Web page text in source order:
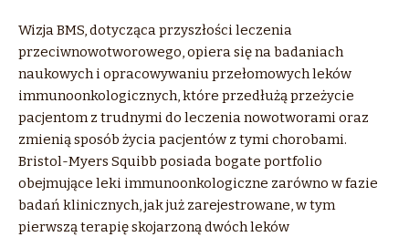
Wizja BMS, dotycząca przyszłości leczenia
przeciwnowotworowego, opiera się na badaniach
naukowych i opracowywaniu przełomowych leków
immunoonkologicznych, które przedłużą przeżycie
pacjentom z trudnymi do leczenia nowotworami oraz
zmienią sposób życia pacjentów z tymi chorobami.
Bristol-Myers Squibb posiada bogate portfolio
obejmujące leki immunoonkologiczne zarówno w fazie
badań klinicznych, jak już zarejestrowane, w tym
pierwszą terapię skojarzoną dwóch leków